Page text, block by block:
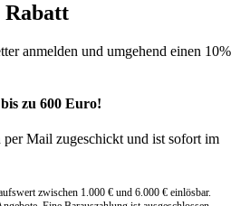
Rabatt
anmelden und umgehend einen 10%
zu 600 Euro!
Mail zugeschickt und ist sofort im
zwischen 1.000 € und 6.000 € einlösbar.